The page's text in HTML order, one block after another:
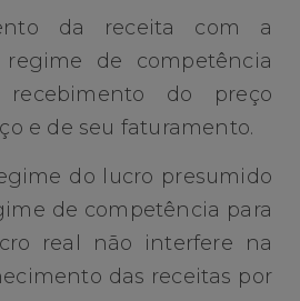
da receita com a
regime de competência
do preço
e de seu faturamento.
do lucro presumido
de competência para
real não interfere na
das receitas por